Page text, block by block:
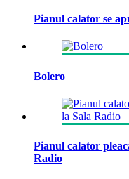
Pianul calator se
Bolero
Pianul calator
Radio